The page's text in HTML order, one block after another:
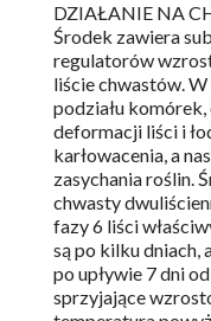
DZIAŁANIE NA
Środek zawiera
regulatorów
liście chwastów.
podziału
deformacji liści i
karłowacenia, a
zasychania roślin.
chwasty
fazy 6 liści
są po kilku dniach,
po upływie 7 dni
sprzyjające